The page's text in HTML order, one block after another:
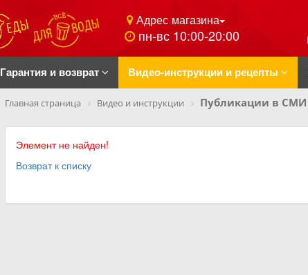
Адрес магазина
пн-вс 10:00-20:00
Гарантия и возврат Видео-инструкции и рецепты
Главная страница Видео и инструкции Публикации в СМИ
Элемент не найден!
Возврат к списку